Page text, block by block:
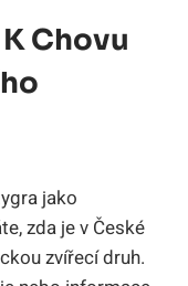
Chovu
jako
zda je v České
zvířecí druh.